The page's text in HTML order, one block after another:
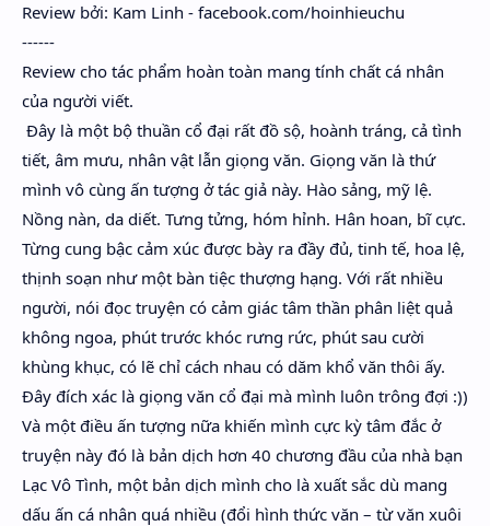
Review bởi: Kam Linh - facebook.com/hoinhieuchu
------
Review cho tác phẩm hoàn toàn mang tính chất cá nhân
của người viết.
Đây là một bộ thuần cổ đại rất đồ sộ, hoành tráng, cả tình
tiết, âm mưu, nhân vật lẫn giọng văn. Giọng văn là thứ
mình vô cùng ấn tượng ở tác giả này. Hào sảng, mỹ lệ.
Nồng nàn, da diết. Tưng tửng, hóm hỉnh. Hân hoan, bĩ cực.
Từng cung bậc cảm xúc được bày ra đầy đủ, tinh tế, hoa lệ,
thịnh soạn như một bàn tiệc thượng hạng. Với rất nhiều
người, nói đọc truyện có cảm giác tâm thần phân liệt quả
không ngoa, phút trước khóc rưng rức, phút sau cười
khùng khục, có lẽ chỉ cách nhau có dăm khổ văn thôi ấy.
Đây đích xác là giọng văn cổ đại mà mình luôn trông đợi :))
Và một điều ấn tượng nữa khiến mình cực kỳ tâm đắc ở
truyện này đó là bản dịch hơn 40 chương đầu của nhà bạn
Lạc Vô Tình, một bản dịch mình cho là xuất sắc dù mang
dấu ấn cá nhân quá nhiều (đổi hình thức văn – từ văn xuôi